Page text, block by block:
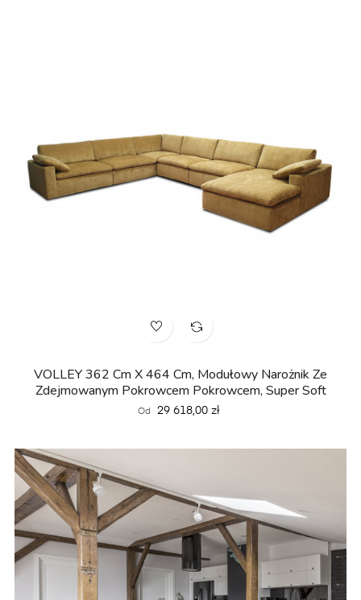
VOLLEY 362 Cm X 464 Cm, Modułowy Narożnik Ze
Zdejmowanym Pokrowcem Pokrowcem, Super Soft
Od Cena
29 618,00 zł